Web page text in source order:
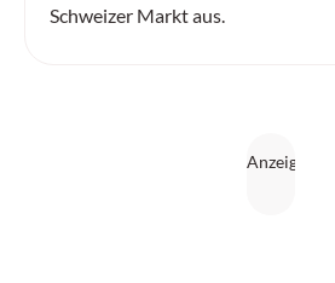
Schweizer Markt aus.